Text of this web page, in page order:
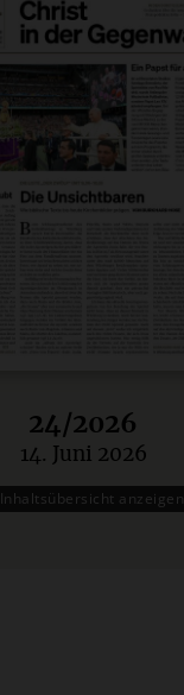
24/2026
:
14. Juni 2026
Inhaltsübersicht anzeigen